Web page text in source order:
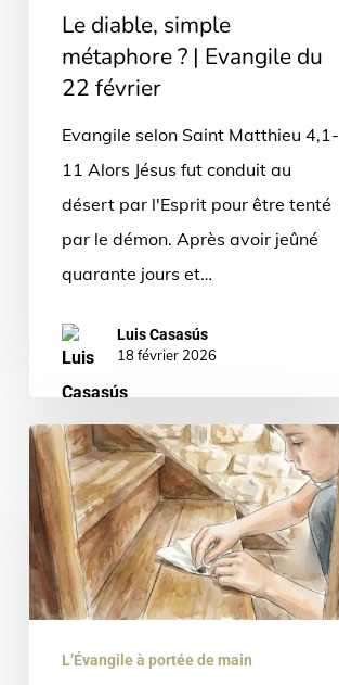
février
Le diable, simple
métaphore ? | Evangile du
22 février
Evangile selon Saint Matthieu 4,1-
11 Alors Jésus fut conduit au
désert par l'Esprit pour être tenté
par le démon. Après avoir jeûné
quarante jours et…
Luis Casasús
18 février 2026
Le
cafard
et
les
préceptes
|
EvangileL’Évangile à portée de main